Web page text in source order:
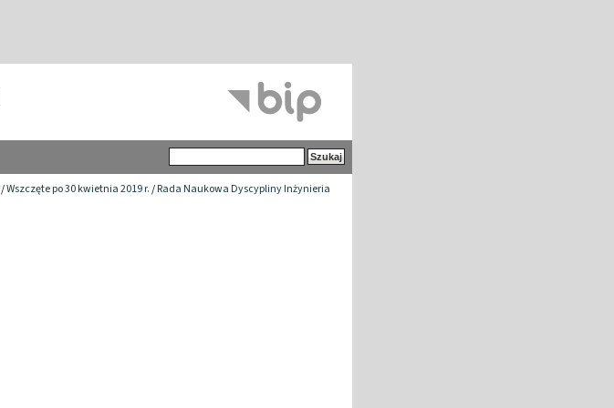
/Wszczęte po 30 kwietnia 2019 r./Rada Naukowa Dyscypliny Inżynieria